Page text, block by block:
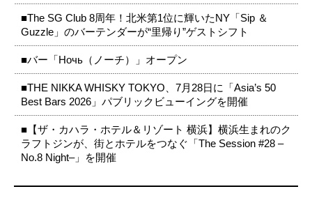
■The SG Club 8周年！北米第1位に輝いたNY「Sip ＆
Guzzle」のバーテンダーが“里帰り”ゲストシフト
■バー「Ночь（ノーチ）」オープン
■THE NIKKA WHISKY TOKYO、7月28日に「Asia’s 50
Best Bars 2026」パブリックビューイングを開催
■【ザ・カハラ・ホテル＆リゾート 横浜】横浜生まれのク
ラフトジンが、街とホテルをつなぐ「The Session #28 –
No.8 Night–」を開催